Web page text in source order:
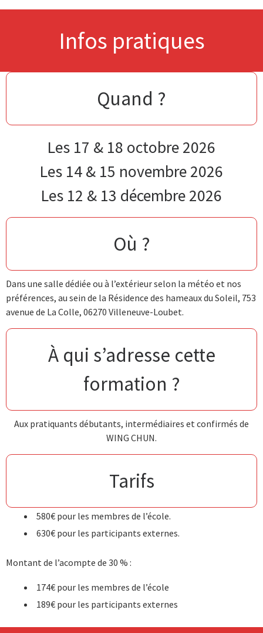
Infos pratiques
Quand ?
Les 17 & 18 octobre 2026
Les 14 & 15 novembre 2026
Les 12 & 13 décembre 2026
Où ?
Dans une salle dédiée ou à l’extérieur selon la météo et nos
préférences, au sein de la Résidence des hameaux du Soleil, 753
avenue de La Colle, 06270 Villeneuve-Loubet.
À qui s’adresse cette
formation ?
Aux pratiquants débutants, intermédiaires et confirmés de
WING CHUN.
Tarifs
580€ pour les membres de l’école.
630€ pour les participants externes.
Montant de l’acompte de 30 % :
174€ pour les membres de l’école
189€ pour les participants externes